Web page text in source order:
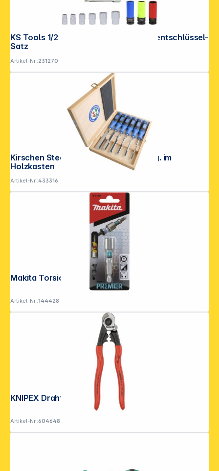
KS Tools 1/2 ERGOTORQUE Drehmomentschlüssel-
Satz
Artikel-Nr.:231270
Kirschen Stechbeitelsatz 1108 HK 6 tlg. im
Holzkasten
Artikel-Nr.:433316
Artikel-Nr.:144428
KNIPEX Drahtseilschere
Artikel-Nr.:604648
**EVP = Empfohlener Verkaufspreis des Herstellers /